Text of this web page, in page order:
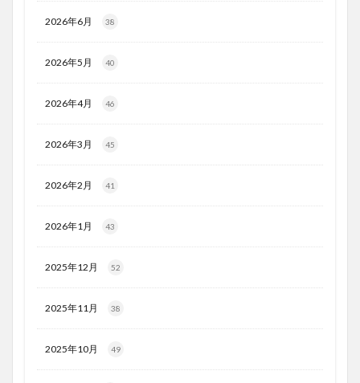
2026年6月 38
2026年5月 40
2026年4月 46
2026年3月 45
2026年2月 41
2026年1月 43
2025年12月 52
2025年11月 38
2025年10月 49